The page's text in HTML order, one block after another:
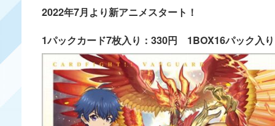
2022年7月より新アニメスタート！
1パックカード7枚入り：330円 1BOX16パック入